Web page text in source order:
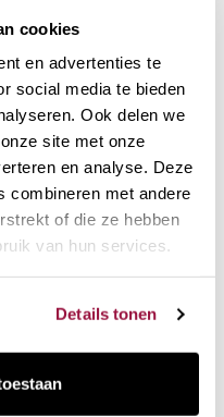
cookies
en advertenties te
social media te bieden
Ook delen we
site met onze
en analyse. Deze
combineren met andere
of die ze hebben
van hun services.
Details tonen
koffie. Waarschuwt je
worden.
wilde, was de optie
te kopen die niet
superautomatische